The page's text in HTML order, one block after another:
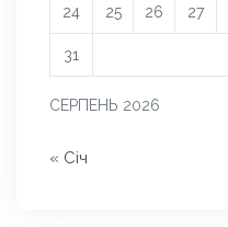
СЕРПЕНЬ 2026
24 25 26 27
31
« Січ